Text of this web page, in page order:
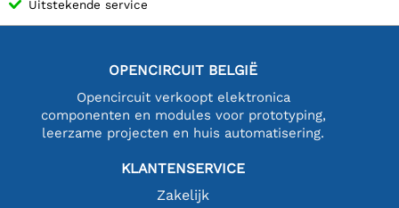
Uitstekende service
OPENCIRCUIT BELGIË
Opencircuit verkoopt elektronica
componenten en modules voor prototyping,
leerzame projecten en huis automatisering.
KLANTENSERVICE
Zakelijk